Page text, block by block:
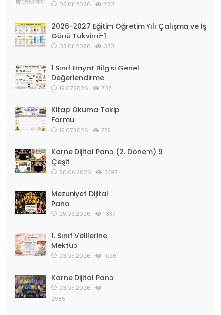
05.08.2026 230
2026-2027 Eğitim Öğretim Yılı Çalışma ve İş
Günü Takvimi-1
03.08.2026 330
1.Sınıf Hayat Bilgisi Genel
Değerlendirme
19.07.2026 702
Kitap Okuma Takip
Formu
12.07.2026 779
Karne Dijital Pano (2. Dönem) 9
Çeşit
26.06.2026 3298
Mezuniyet Dijital
Pano
25.06.2026 1337
1. Sınıf Velilerine
Mektup
23.06.2026 1096
Karne Dijital Pano
23.06.2026
2985